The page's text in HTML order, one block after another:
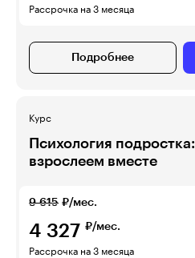
Рассрочка на 3 месяца
Подробнее
Курс
Психология подростка:
взрослеем вместе
9 615 ₽/мес.
4 327 ₽/мес.
Рассрочка на 3 месяца